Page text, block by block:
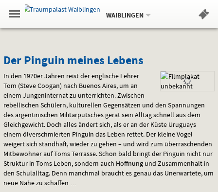
Springe
zum
,zum
.
Navigation
Gehe
zur
Standortauswahl
Standort:
WAIBLINGEN.
Hinweis
Der
Pinguin
meines
Lebens
Der Pinguin meines Lebens
In den 1970er Jahren reist der englische Lehrer
Tom (Steve Coogan) nach Buenos Aires, um an
einem Jungeninternat zu unterrichten. Zwischen
rebellischen Schülern, kulturellen Gegensätzen und den Spannungen
des argentinischen Militärputsches gerät sein Alltag schnell aus dem
Gleichgewicht. Doch alles ändert sich, als er an der Küste Uruguays
einem ölverschmierten Pinguin das Leben rettet. Der kleine Vogel
weigert sich standhaft, wieder zu gehen – und wird zum überraschenden
Mitbewohner auf Toms Terrasse. Schon bald bringt der Pinguin nicht nur
Struktur in Toms Leben, sondern auch Hoffnung und Zusammenhalt in
den Schulalltag. Denn manchmal braucht es genau das Unerwartete, um
neue Nähe zu schaffen …